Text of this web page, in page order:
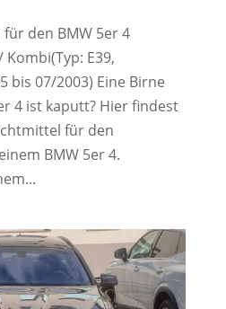
den BMW 5er 4
E39,
bis 07/2003) Eine Birne
4 ist kaputt? Hier findest
für den
BMW 5er 4.